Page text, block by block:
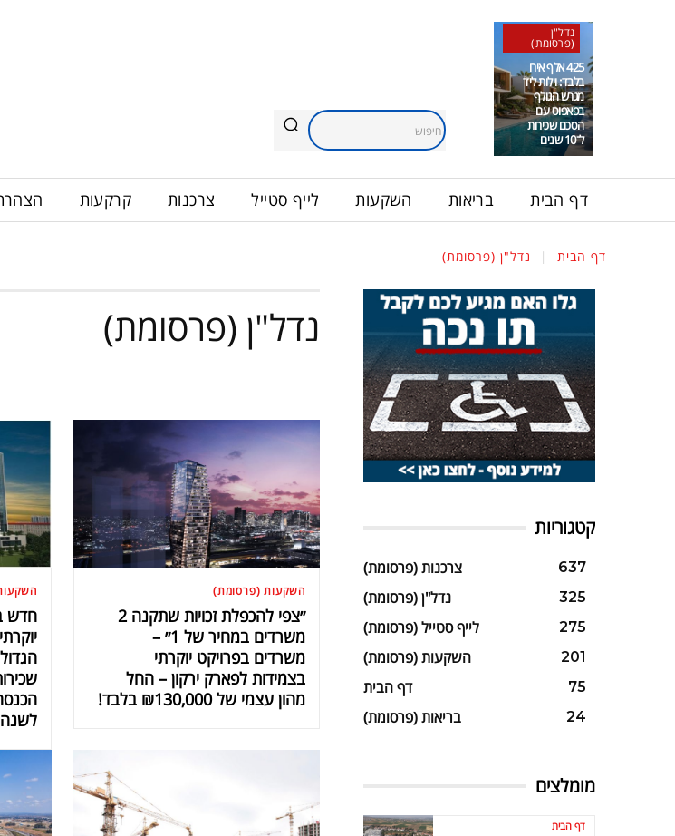
חיפוש
נדל"ן
(פרסומת)
425 אלף אירו
בלבד: וילות ליד
מגרש הגולף
בפאפוס עם
הסכם שכירות
ל־10 שנים
דף הבית בריאות השקעות לייף סטייל צרכנות קרקעות
דף הבית נדל"ן (פרסומת)
נדל"ן (פרסומת)
השקעות (פרסומת)
״צפי להכפלת זכויות שתקנה 2
משרדים במחיר של 1״ –
משרדים בפרויקט יוקרתי
בצמידות לפארק ירקון – החל
מהון עצמי של ₪130,000 בלבד!
חדש
קטגוריות
צרכנות (פרסומת) 637
נדל"ן (פרסומת) 325
לייף סטייל (פרסומת) 275
השקעות (פרסומת) 201
דף הבית 75
בריאות (פרסומת) 24
מומלצים
דף הבית